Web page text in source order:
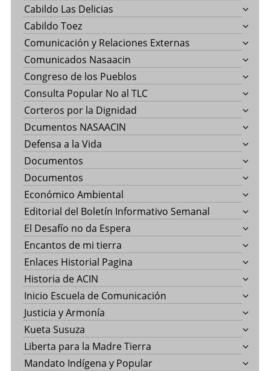
Cabildo Las Delicias
Cabildo Toez
Comunicación y Relaciones Externas
Comunicados Nasaacin
Congreso de los Pueblos
Consulta Popular No al TLC
Corteros por la Dignidad
Dcumentos NASAACIN
Defensa a la Vida
Documentos
Documentos
Económico Ambiental
Editorial del Boletín Informativo Semanal
El Desafío no da Espera
Encantos de mi tierra
Enlaces Historial Pagina
Historia de ACIN
Inicio Escuela de Comunicación
Justicia y Armonía
Kueta Susuza
Liberta para la Madre Tierra
Mandato Indígena y Popular